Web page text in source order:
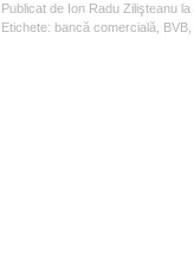
Publicat de Ion Radu Zilişteanu la
Etichete: bancă comercială BVB